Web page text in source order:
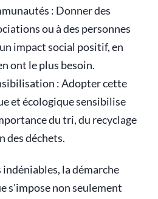
: Donner des
ou à des personnes
impact social positif, en
ont le plus besoin.
: Adopter cette
et écologique sensibilise
du tri, du recyclage
des déchets.
indéniables, la démarche
s'impose non seulement